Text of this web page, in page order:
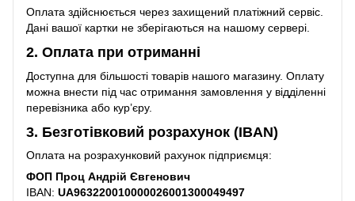
Оплата здійснюється через захищений платіжний сервіс.
Дані вашої картки не зберігаються на нашому сервері.
2. Оплата при отриманні
Доступна для більшості товарів нашого магазину. Оплату
можна внести під час отримання замовлення у відділенні
перевізника або кур’єру.
3. Безготівковий розрахунок (IBAN)
Оплата на розрахунковий рахунок підприємця:
ФОП Проц Андрій Євгенович
IBAN: UA963220010000026001300049497